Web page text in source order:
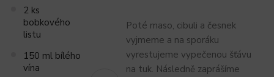
2 ks
bobkového
listu
150 ml bílého
vína
Poté maso, cibuli a česnek
vyjmeme a na sporáku
vyrestujeme vypečenou šťávu
na tuk. Následně zaprášíme